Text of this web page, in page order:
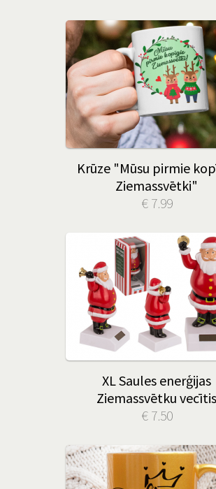
Krūze "Mūsu pirmie
Ziemassvētki"
€ 7.99
XL Saules enerģijas
Ziemassvētku vecītis
€ 7.50